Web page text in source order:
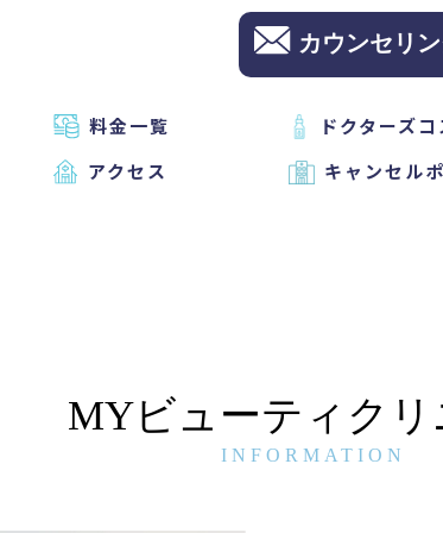
カウンセリ
料金一覧 ドクターズコ
アクセス キャンセル
MYビューティクリ
INFORMATION